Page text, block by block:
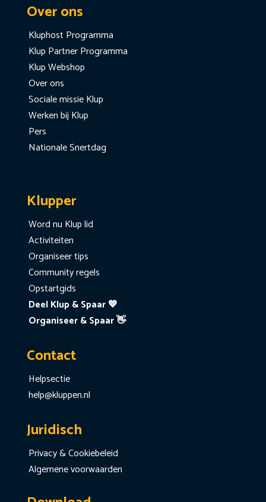
Over ons
Kluphost Programma
Klup Partner Programma
Klup Webshop
Over ons
Sociale missie Klup
Werken bij Klup
Pers
Nationale Snertdag
Klupper
Word nu Klup lid
Activiteiten
Organiseer tips
Community regels
Opstartgids
Deel Klup & Spaar 💙
Organiseer & Spaar 👋
Contact
Helpsectie
help@kluppen.nl
Juridisch
Privacy & Cookiebeleid
Algemene voorwaarden